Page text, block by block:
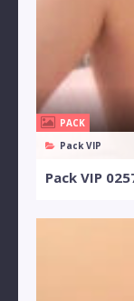
PACK
Pack VIP
Pack VIP